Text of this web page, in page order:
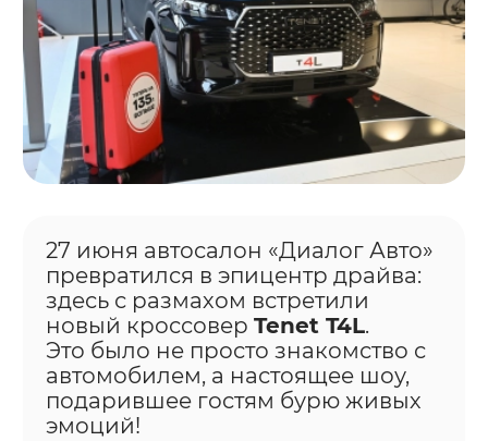
27 июня автосалон «Диалог Авто»
превратился в эпицентр драйва:
здесь с размахом встретили
новый кроссовер Tenet T4L.
Это было не просто знакомство с
автомобилем, а настоящее шоу,
подарившее гостям бурю живых
эмоций!